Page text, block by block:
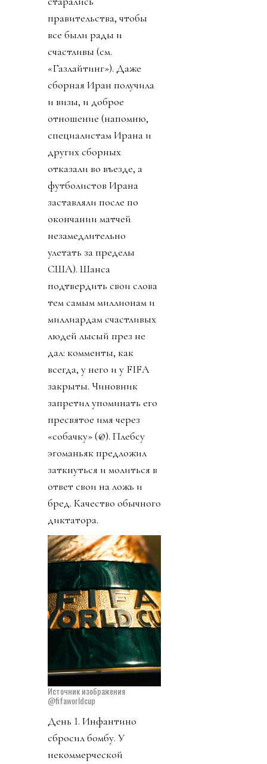
правительства, чтобы
все были рады и
счастливы (см.
«Газлайтинг»). Даже
сборная Иран получила
и визы, и доброе
отношение (напомню,
специалистам Ирана и
других сборных
отказали во въезде, а
футболистов Ирана
заставляли после по
окончании матчей
незамедлительно
улетать за пределы
США). Шанса
подтвердить свои слова
тем самым миллионам и
миллиардам счастливых
людей лысый през не
дал: комменты, как
всегда, у него и у FIFA
закрыты. Чиновник
запретил упоминать его
пресвятое имя через
«собачку» (@). Плебсу
эгоманьяк предложил
заткнуться и молиться в
ответ свои на ложь и
бред. Качество обычного
диктатора.
Источник изображения
@fifaworldcup
День 1. Инфантино
сбросил бомбу. У
некоммерческой